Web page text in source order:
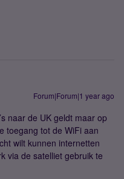
Forum|Forum|1 year ago
naar de UK geldt maar op
toegang tot de WiFi aan
wilt kunnen internetten
via de satelliet gebruik te